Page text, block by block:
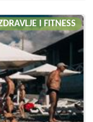
I FITNESS